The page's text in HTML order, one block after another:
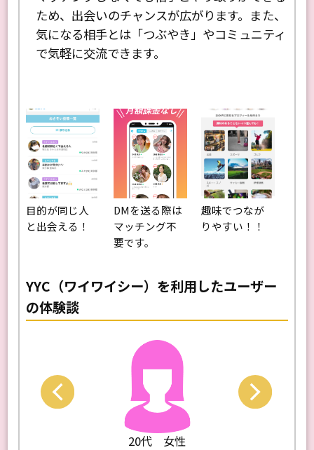
ため、出会いのチャンスが広がります。また、
気になる相手とは「つぶやき」やコミュニティ
で気軽に交流できます。
目的が同じ人
と出会える！
DMを送る際は
マッチング不
要です。
趣味でつなが
りやすい！！
YYC（ワイワイシー）を利用したユーザー
の体験談
20代 女性